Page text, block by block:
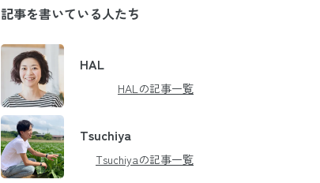
記事を書いている人たち
HAL
HALの記事一覧
Tsuchiya
Tsuchiyaの記事一覧